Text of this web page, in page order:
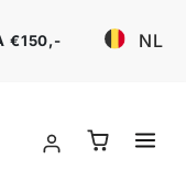
€150,- NL